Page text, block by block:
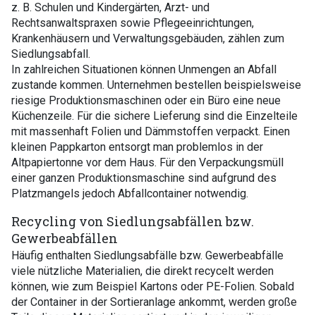
z. B. Schulen und Kindergärten, Arzt- und
Rechtsanwaltspraxen sowie Pflegeeinrichtungen,
Krankenhäusern und Verwaltungsgebäuden, zählen zum
Siedlungsabfall.
In zahlreichen Situationen können Unmengen an Abfall
zustande kommen. Unternehmen bestellen beispielsweise
riesige Produktionsmaschinen oder ein Büro eine neue
Küchenzeile. Für die sichere Lieferung sind die Einzelteile
mit massenhaft Folien und Dämmstoffen verpackt. Einen
kleinen Pappkarton entsorgt man problemlos in der
Altpapiertonne vor dem Haus. Für den Verpackungsmüll
einer ganzen Produktionsmaschine sind aufgrund des
Platzmangels jedoch Abfallcontainer notwendig.
Recycling von Siedlungsabfällen bzw.
Gewerbeabfällen
Häufig enthalten Siedlungsabfälle bzw. Gewerbeabfälle
viele nützliche Materialien, die direkt recycelt werden
können, wie zum Beispiel Kartons oder PE-Folien. Sobald
der Container in der Sortieranlage ankommt, werden große